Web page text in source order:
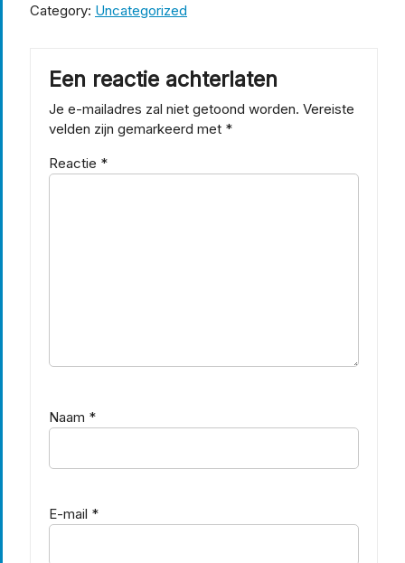
Category: Uncategorized
Een reactie achterlaten
Je e-mailadres zal niet getoond worden. Vereiste
velden zijn gemarkeerd met *
Reactie *
Naam *
E-mail *